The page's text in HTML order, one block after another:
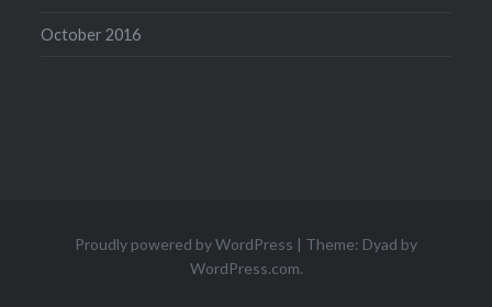
October 2016
Proudly powered by WordPress | Theme: Dyad by
WordPress.com.